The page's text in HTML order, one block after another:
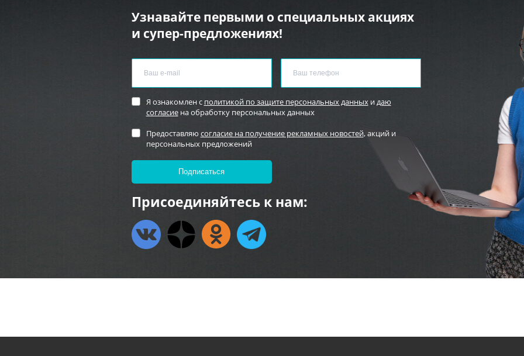
Узнавайте первыми о специальных акциях
и супер-предложениях!
Я ознакомлен с политикой по защите персональных данныхидаю
согласиена обработку персональных данных
Предоставляю согласие на получение рекламных новостей, акций и
персональных предложений
Присоединяйтесь к нам: